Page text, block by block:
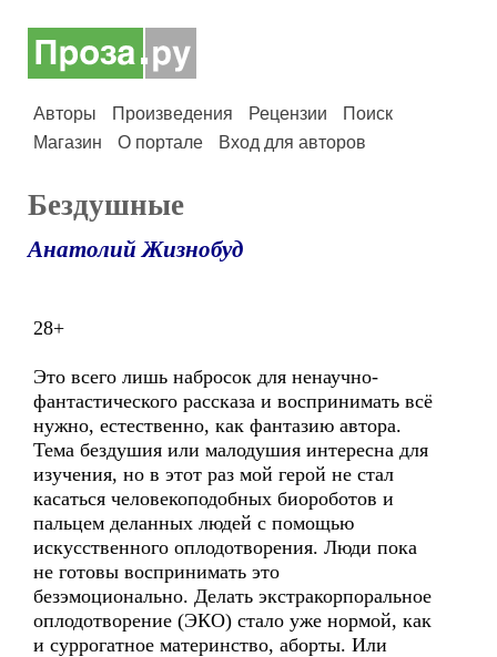
Авторы Произведения Рецензии
Поиск
Магазин
О портале Вход для авторов
Бездушные
Анатолий Жизнобуд
28+
Это всего лишь набросок для ненаучно-
фантастического рассказа и воспринимать всё
нужно, естественно, как фантазию автора.
Тема бездушия или малодушия интересна для
изучения, но в этот раз мой герой не стал
касаться человекоподобных биороботов и
пальцем деланных людей с помощью
искусственного оплодотворения. Люди пока
не готовы воспринимать это
безэмоционально. Делать экстракорпоральное
оплодотворение (ЭКО) стало уже нормой, как
и суррогатное материнство, аборты. Или